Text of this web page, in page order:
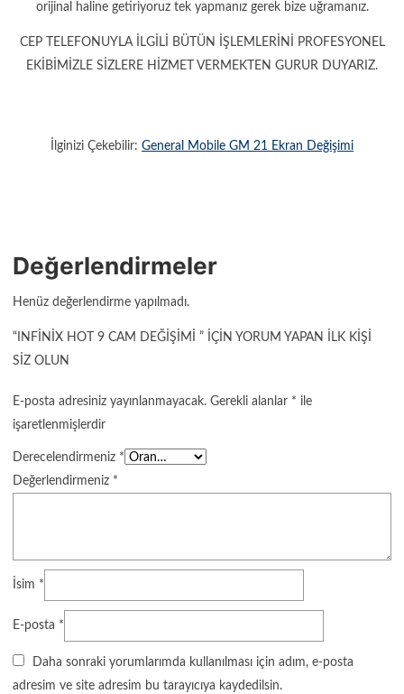
orijinal haline getiriyoruz tek yapmanız gerek bize uğramanız.
CEP TELEFONUYLA İLGİLİ BÜTÜN İŞLEMLERİNİ PROFESYONEL
EKİBİMİZLE SİZLERE HİZMET VERMEKTEN GURUR DUYARIZ.
İlginizi Çekebilir: General Mobile GM 21 Ekran Değişimi
Değerlendirmeler
Henüz değerlendirme yapılmadı.
“INFINIX HOT 9 CAM DEĞIŞIMI ” IÇIN YORUM YAPAN ILK KIŞI
SIZ OLUN
E-posta adresiniz yayınlanmayacak. Gerekli alanlar * ile
işaretlenmişlerdir
Derecelendirmeniz *
Değerlendirmeniz *
İsim *
E-posta *
Daha sonraki yorumlarımda kullanılması için adım, e-posta
adresim ve site adresim bu tarayıcıya kaydedilsin.